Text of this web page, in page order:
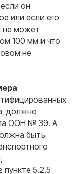
он
или если его
не может
100 мм и что
не
должно
ООН № 39. А
быть
5.2.5